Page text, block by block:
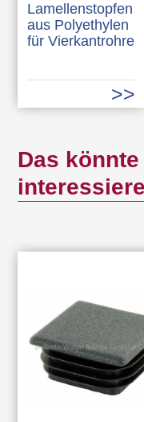
Lamellenstopfen
aus Polyethylen
für Vierkantrohre
Das